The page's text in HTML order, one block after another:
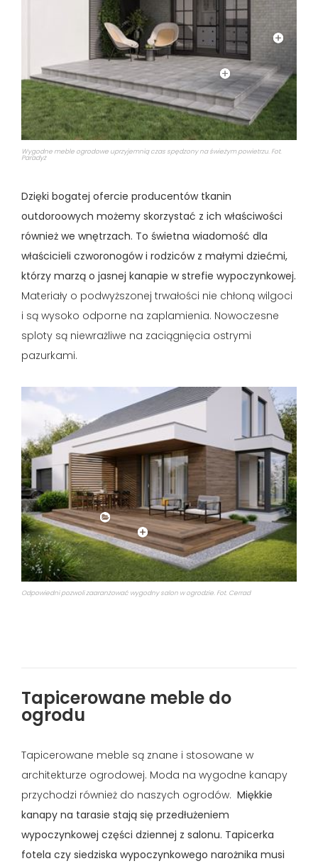
Wygodne meble ogrodowe uprzyjemnią czas spędzony na świeżym powietrzu. Fot.
Paradyż
Dzięki bogatej ofercie producentów tkanin
outdoroowych możemy skorzystać z ich właściwości
również we wnętrzach. To świetna wiadomość dla
właścicieli czworonogów i rodziców z małymi dziećmi,
którzy marzą o jasnej kanapie w strefie wypoczynkowej.
Materiały o podwyższonej trwałości nie chłoną wilgoci
i są wysoko odporne na zaplamienia. Nowoczesne
sploty są niewrażliwe na zaciągnięcia ostrymi
pazurkami.
Odpowiedni pozwoli zaaranżować wygodny salon w ogrodzie. Fot. Cerrad
Tapicerowane meble do
ogrodu
Tapicerowane meble są znane i stosowane w
architekturze ogrodowej. Moda na wygodne kanapy
przychodzi również do naszych ogrodów. Miękkie
kanapy na tarasie stają się przedłużeniem
wypoczynkowej części dziennej z salonu. Tapicerka
fotela czy siedziska wypoczynkowego narożnika musi